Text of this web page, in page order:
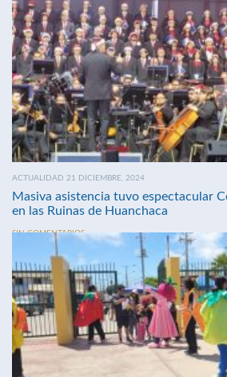
ACTUALIDAD 21 DICIEMBRE, 2024
Masiva asistencia tuvo espectacular
en las Ruinas de Huanchaca
SIN COMENTARIOS